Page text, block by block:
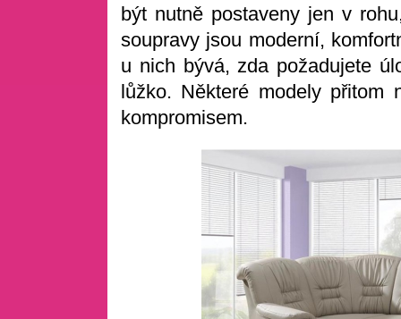
být nutně postaveny jen v
soupravy jsou moderní,
u nich bývá, zda požadujete
lůžko. Některé modely přitom
kompromisem.